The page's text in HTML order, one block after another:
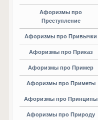
Афоризмы про
Преступление
Афоризмы про Привычки
Афоризмы про Приказ
Афоризмы про Пример
Афоризмы про Приметы
Афоризмы про Принципы
Афоризмы про Природу